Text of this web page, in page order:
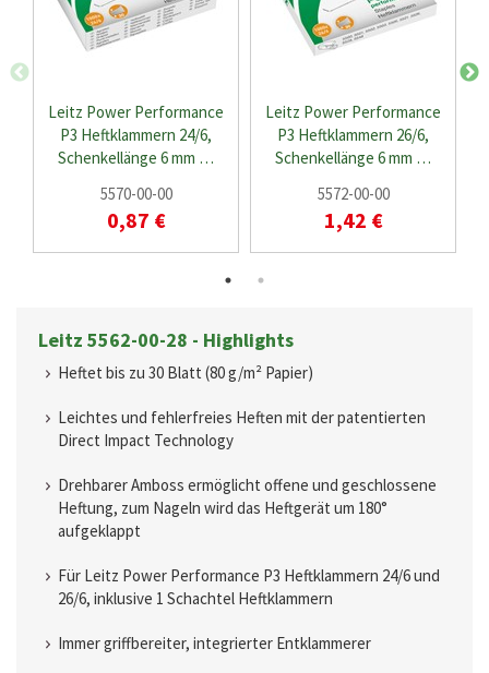
Leitz Power Performance
P3 Heftklammern 24/6,
Schenkellänge 6 mm …
5570-00-00
0,87 €
Leitz Power Performance
P3 Heftklammern 26/6,
Schenkellänge 6 mm …
5572-00-00
1,42 €
Leitz 5562-00-28 - Highlights
Heftet bis zu 30 Blatt (80 g/m² Papier)
Leichtes und fehlerfreies Heften mit der patentierten
Direct Impact Technology
Drehbarer Amboss ermöglicht offene und geschlossene
Heftung, zum Nageln wird das Heftgerät um 180°
aufgeklappt
Für Leitz Power Performance P3 Heftklammern 24/6 und
26/6, inklusive 1 Schachtel Heftklammern
Immer griffbereiter, integrierter Entklammerer